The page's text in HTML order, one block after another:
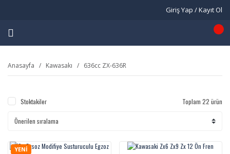
Giriş Yap / Kayıt Ol
Anasayfa Kawasakı 636cc ZX-636R
Stoktakiler Toplam 22 ürün
YENİ